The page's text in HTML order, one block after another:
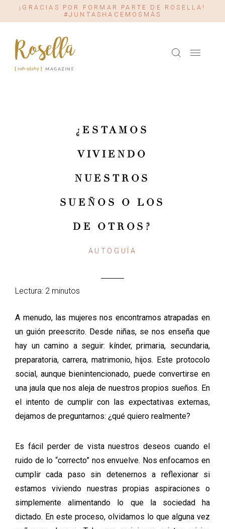
¡GRACIAS POR FORMAR PARTE DE ROSELLA!
#JUNTASHACEMOSMÁS
¿ESTAMOS
VIVIENDO
NUESTROS
SUEÑOS O LOS
DE OTROS?
AUTOGUÍA
Lectura: 2 minutos
A menudo, las mujeres nos encontramos atrapadas en
un guión preescrito. Desde niñas, se nos enseña que
hay un camino a seguir: kínder, primaria, secundaria,
preparatoria, carrera, matrimonio, hijos. Este protocolo
social, aunque bienintencionado, puede convertirse en
una jaula que nos aleja de nuestros propios sueños. En
el intento de cumplir con las expectativas externas,
dejamos de preguntarnos: ¿qué quiero realmente?
Es fácil perder de vista nuestros deseos cuando el
ruido de lo “correcto” nos envuelve. Nos enfocamos en
cumplir cada paso sin detenernos a reflexionar si
estamos viviendo nuestras propias aspiraciones o
simplemente alimentando lo que la sociedad ha
dictado. En este proceso, olvidamos lo que alguna vez